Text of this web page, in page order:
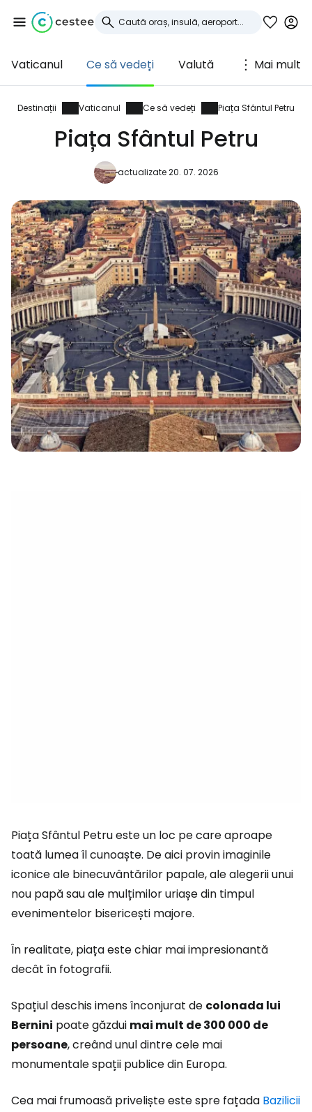
Vaticanul Ce să vedeți Valută Mai mult
Destinații Vaticanul Ce să vedeți Piața Sfântul Petru
Piața Sfântul Petru
actualizate 20. 07. 2026
Piața Sfântul Petru este un loc pe care aproape
toată lumea îl cunoaște. De aici provin imaginile
iconice ale binecuvântărilor papale, ale alegerii unui
nou papă sau ale mulțimilor uriașe din timpul
evenimentelor bisericești majore.
În realitate, piața este chiar mai impresionantă
decât în fotografii.
Spațiul deschis imens înconjurat de colonada lui
Bernini poate găzdui mai mult de 300 000 de
persoane, creând unul dintre cele mai
monumentale spații publice din Europa.
Cea mai frumoasă priveliște este spre fațada Bazilicii
Conectați-vă la
Cestee
... comunitatea mondială a călătorilor
Continuați cu Google
Continuați cu Facebook
Continuați cu e-mailul